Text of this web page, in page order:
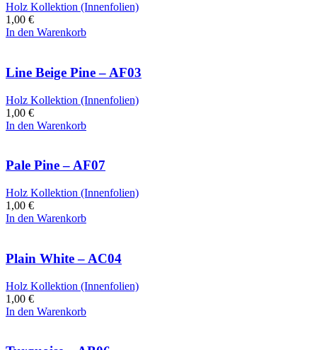
Holz Kollektion (Innenfolien)
1,00 €
In den Warenkorb
Line Beige Pine – AF03
Holz Kollektion (Innenfolien)
1,00 €
In den Warenkorb
Pale Pine – AF07
Holz Kollektion (Innenfolien)
1,00 €
In den Warenkorb
Plain White – AC04
Holz Kollektion (Innenfolien)
1,00 €
In den Warenkorb